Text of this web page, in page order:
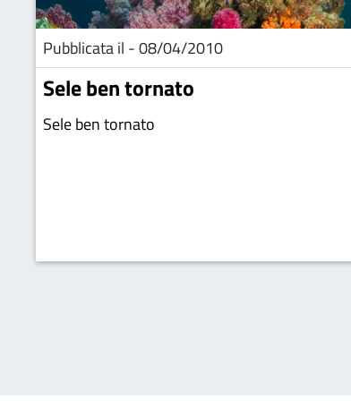
Pubblicata il - 08/04/2010
Sele ben tornato
Sele ben tornato